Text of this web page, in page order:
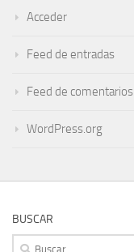
Acceder
Feed de entradas
Feed de comentarios
WordPress.org
BUSCAR
Buscar: